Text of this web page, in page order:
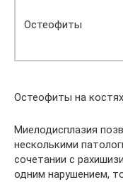
Остеофиты
Остеофиты на костях
Миелодисплазия
несколькими
сочетании с
одним нарушением,